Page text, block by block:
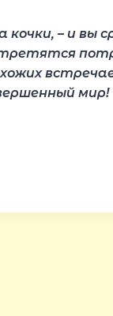
– и вы
мир!